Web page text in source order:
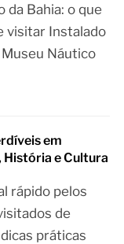
da Bahia: o que
visitar Instalado
Náutico
em
e Cultura
rápido pelos
de
práticas